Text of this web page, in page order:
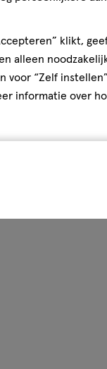
Protect
klikt,
alleen
voor “Zelf
informatie over